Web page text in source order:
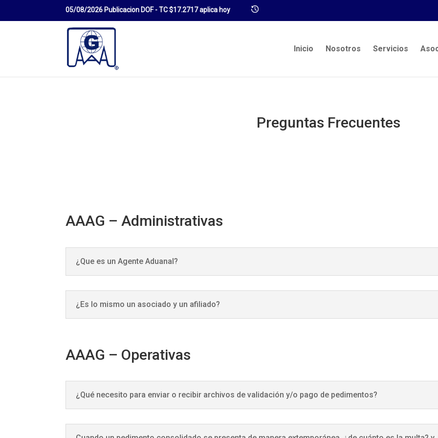
Inicio Nosotros Servicios
Preguntas Frecuentes
AAAG – Administrativas
¿Que es un Agente Aduanal?
¿Es lo mismo un asociado y un afiliado?
AAAG – Operativas
¿Qué necesito para enviar o recibir archivos de validación y/o pago de pedimentos?